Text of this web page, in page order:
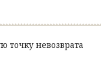
точку невозврата